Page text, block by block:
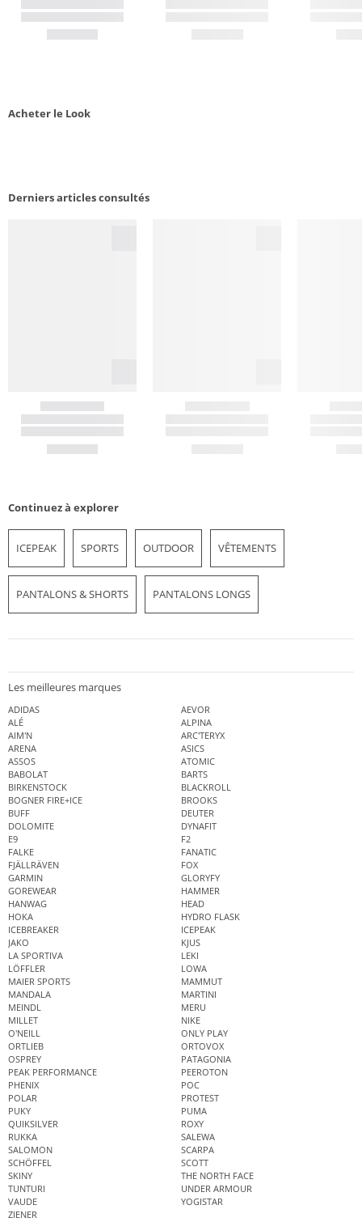
Acheter le Look
Derniers articles consultés
Continuez à explorer
ICEPEAK SPORTS OUTDOOR VÊTEMENTS
PANTALONS & SHORTS PANTALONS LONGS
Les meilleures marques
ADIDAS
AEVOR
ALÉ
ALPINA
AIM'N
ARC'TERYX
ARENA
ASICS
ASSOS
ATOMIC
BABOLAT
BARTS
BIRKENSTOCK
BLACKROLL
BOGNER FIRE+ICE
BROOKS
BUFF
DEUTER
DOLOMITE
DYNAFIT
E9
F2
FALKE
FANATIC
FJÄLLRÄVEN
FOX
GARMIN
GLORYFY
GOREWEAR
HAMMER
HANWAG
HEAD
HOKA
HYDRO FLASK
ICEBREAKER
ICEPEAK
JAKO
KJUS
LA SPORTIVA
LEKI
LÖFFLER
LOWA
MAIER SPORTS
MAMMUT
MANDALA
MARTINI
MEINDL
MERU
MILLET
NIKE
O'NEILL
ONLY PLAY
ORTLIEB
ORTOVOX
OSPREY
PATAGONIA
PEAK PERFORMANCE
PEEROTON
PHENIX
POC
POLAR
PROTEST
PUKY
PUMA
QUIKSILVER
ROXY
RUKKA
SALEWA
SALOMON
SCARPA
SCHÖFFEL
SCOTT
SKINY
THE NORTH FACE
TUNTURI
UNDER ARMOUR
VAUDE
YOGISTAR
ZIENER